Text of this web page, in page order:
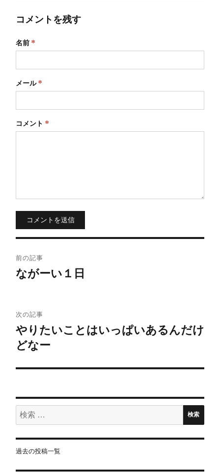
コメントを残す
名前 *
メール*
コメント *
コメントを送信
稿
ビ
ゲ
ー
シ
ョ
ン
前の記事
ながーい１日
次の記事
やりたいことはいっぱいあるんだけ
どなー
検
索:
検索
過去の投稿一覧